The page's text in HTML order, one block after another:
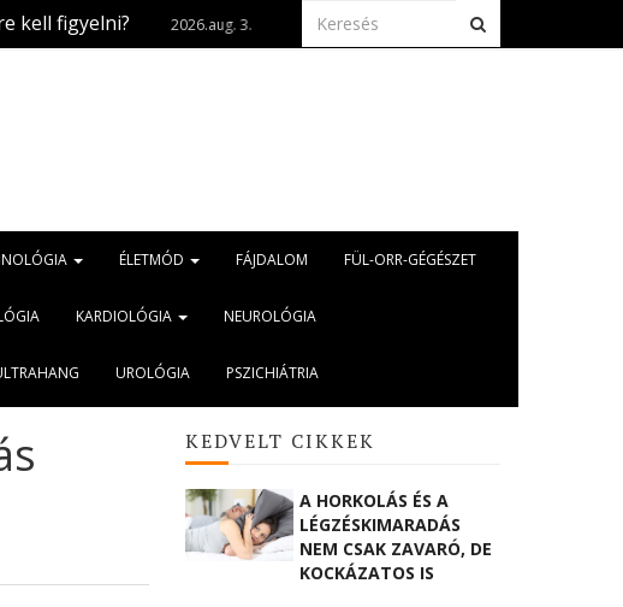
2026.aug. 3. Naptetoválás? Ha már megtörtént, fontos az
ÉLETMÓD FÁJDALOM FÜL-ORR-GÉGÉSZET
KARDIOLÓGIA NEUROLÓGIA
UROLÓGIA PSZICHIÁTRIA
KEDVELT CIKKEK
A HORKOLÁS ÉS A
LÉGZÉSKIMARADÁS
NEM CSAK ZAVARÓ, DE
KOCKÁZATOS IS